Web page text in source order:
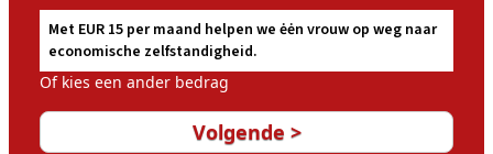
Met EUR 15 per maand helpen we ėėn vrouw op weg naar
economische zelfstandigheid.
Of kies een ander bedrag